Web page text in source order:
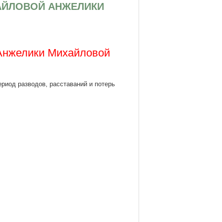
АНЖЕЛИКИ
Михайловой
разводов, расставаний и потерь